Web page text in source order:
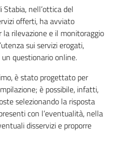
nell’ottica del
offerti, ha avviato
la rilevazione e il monitoraggio
sui servizi erogati,
questionario online.
è stato progettato per
è possibile, infatti,
selezionando la risposta
con l’eventualità, nella
disservizi e proporre